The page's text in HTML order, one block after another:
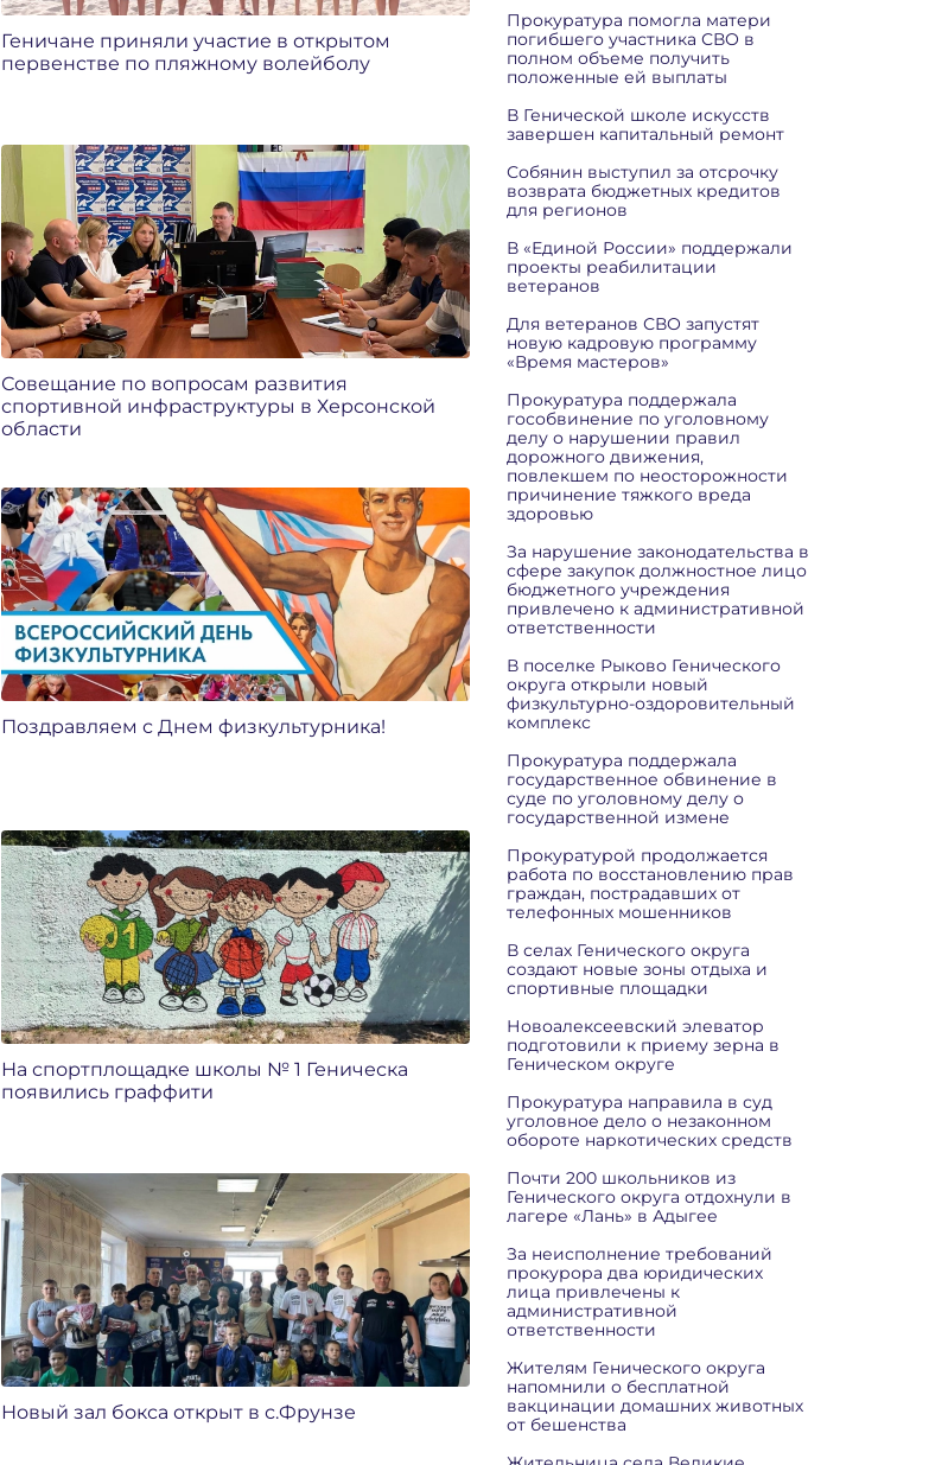
Геничане приняли участие в открытом
первенстве по пляжному волейболу
Совещание по вопросам развития
спортивной инфраструктуры в Херсонской
области
Поздравляем с Днем физкультурника!
На спортплощадке школы № 1 Геническа
появились граффити
Новый зал бокса открыт в с.Фрунзе
Прокуратура помогла матери
погибшего участника СВО в
полном объеме получить
положенные ей выплаты
В Генической школе искусств
завершен капитальный ремонт
Собянин выступил за отсрочку
возврата бюджетных кредитов
для регионов
В «Единой России» поддержали
проекты реабилитации
ветеранов
Для ветеранов СВО запустят
новую кадровую программу
«Время мастеров»
Прокуратура поддержала
гособвинение по уголовному
делу о нарушении правил
дорожного движения,
повлекшем по неосторожности
причинение тяжкого вреда
здоровью
За нарушение законодательства в
сфере закупок должностное лицо
бюджетного учреждения
привлечено к административной
ответственности
В поселке Рыково Генического
округа открыли новый
физкультурно-оздоровительный
комплекс
Прокуратура поддержала
государственное обвинение в
суде по уголовному делу о
государственной измене
Прокуратурой продолжается
работа по восстановлению прав
граждан, пострадавших от
телефонных мошенников
В селах Генического округа
создают новые зоны отдыха и
спортивные площадки
Новоалексеевский элеватор
подготовили к приему зерна в
Геническом округе
Прокуратура направила в суд
уголовное дело о незаконном
обороте наркотических средств
Почти 200 школьников из
Генического округа отдохнули в
лагере «Лань» в Адыгее
За неисполнение требований
прокурора два юридических
лица привлечены к
административной
ответственности
Жителям Генического округа
напомнили о бесплатной
вакцинации домашних животных
от бешенства